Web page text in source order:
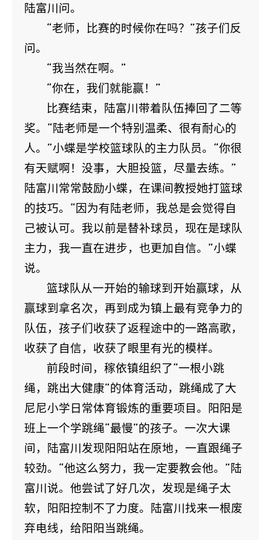
陆富川问。
“老师，比赛的时候你在吗？”孩子们反
问。
“我当然在啊。”
“你在，我们就能赢！”
比赛结束，陆富川带着队伍捧回了二等
奖。“陆老师是一个特别温柔、很有耐心的
人。”小蝶是学校篮球队的主力队员。“你很
有天赋啊！没事，大胆投篮，尽量去练。”
陆富川常常鼓励小蝶，在课间教授她打篮球
的技巧。“因为有陆老师，我总是会觉得自
己被认可。我以前是替补球员，现在是球队
主力，我一直在进步，也更加自信。”小蝶
说。
篮球队从一开始的输球到开始赢球，从
赢球到拿名次，再到成为镇上最有竞争力的
队伍，孩子们收获了返程途中的一路高歌，
收获了自信，收获了眼里有光的模样。
前段时间，稼依镇组织了“一根小跳
绳，跳出大健康”的体育活动，跳绳成了大
尼尼小学日常体育锻炼的重要项目。阳阳是
班上一个学跳绳“最慢”的孩子。一次大课
间，陆富川发现阳阳站在原地，一直跟绳子
较劲。“他这么努力，我一定要教会他。”陆
富川说。他尝试了好几次，发现是绳子太
软，阳阳控制不了力度。陆富川找来一根废
弃电线，给阳阳当跳绳。